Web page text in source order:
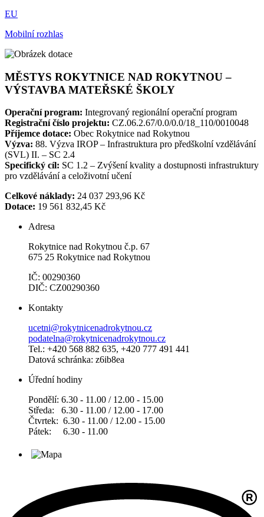
EU
Mobilní rozhlas
MĚSTYS ROKYTNICE NAD ROKYTNOU –
VÝSTAVBA MATEŘSKÉ ŠKOLY
Operační program: Integrovaný regionální operační program
Registrační číslo projektu: CZ.06.2.67/0.0/0.0/18_110/0010048
Příjemce dotace: Obec Rokytnice nad Rokytnou
Výzva: 88. Výzva IROP – Infrastruktura pro předškolní vzdělávání
(SVL) II. – SC 2.4
Specifický cíl: SC 1.2 – Zvýšení kvality a dostupnosti infrastruktury
pro vzdělávání a celoživotní učení
Celkové náklady: 24 037 293,96 Kč
Dotace: 19 561 832,45 Kč
Adresa
Rokytnice nad Rokytnou č.p. 67
675 25 Rokytnice nad Rokytnou
IČ: 00290360
DIČ: CZ00290360
Kontakty
ucetni@rokytnicenadrokytnou.cz
podatelna@rokytnicenadrokytnou.cz
Tel.: +420 568 882 635, +420 777 491 441
Datová schránka: z6ib8ea
Úřední hodiny
Pondělí: 6.30 - 11.00 / 12.00 - 15.00
Středa: 6.30 - 11.00 / 12.00 - 17.00
Čtvrtek: 6.30 - 11.00 / 12.00 - 15.00
Pátek: 6.30 - 11.00